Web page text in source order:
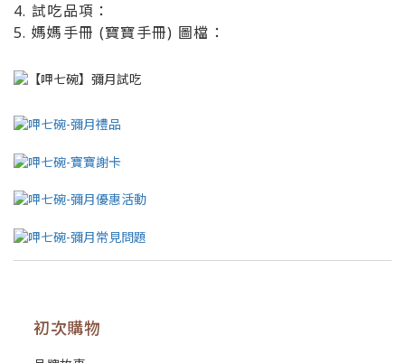
4. 試吃品項：
5. 媽媽手冊 (寶寶手冊) 圖檔：
初次購物